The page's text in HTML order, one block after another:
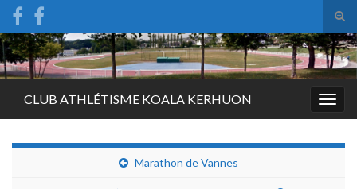
Search for:
CLUB ATHLÉTISME KOALA KERHUON
Marathon de Vannes